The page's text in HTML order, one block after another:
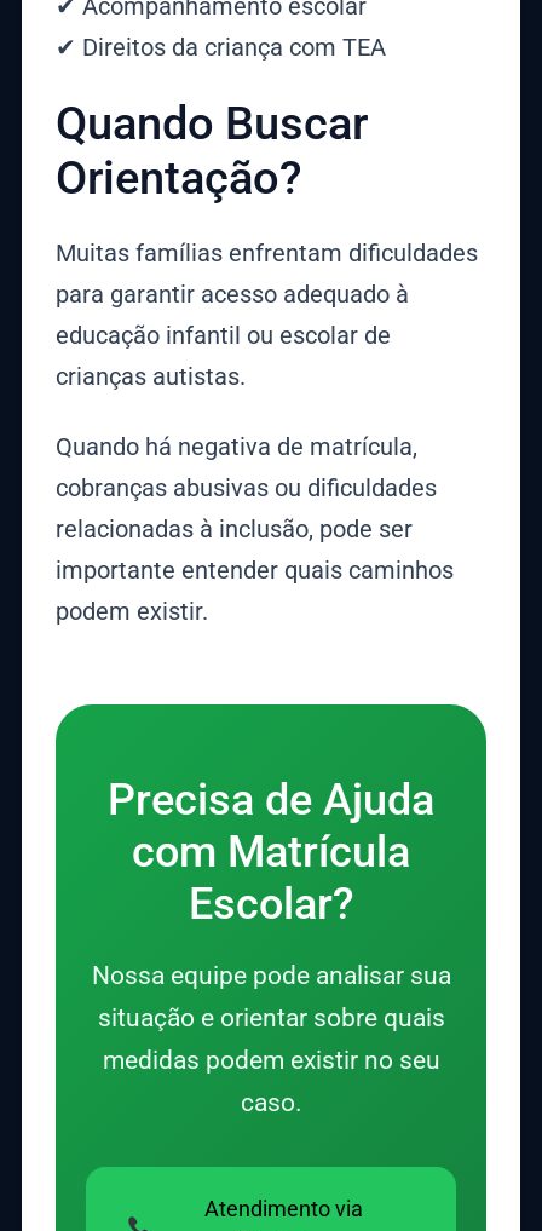
✔ Acompanhamento escolar
✔ Direitos da criança com TEA
Quando Buscar
Orientação?
Muitas famílias enfrentam dificuldades
para garantir acesso adequado à
educação infantil ou escolar de
crianças autistas.
Quando há negativa de matrícula,
cobranças abusivas ou dificuldades
relacionadas à inclusão, pode ser
importante entender quais caminhos
podem existir.
Precisa de Ajuda
com Matrícula
Escolar?
Nossa equipe pode analisar sua
situação e orientar sobre quais
medidas podem existir no seu
caso.
Atendimento via